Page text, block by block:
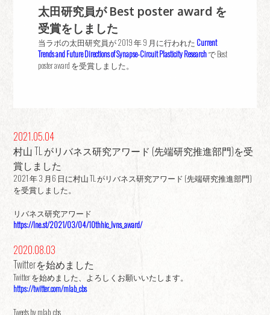
太田研究員が Best poster award を
受賞をしました
当ラボの太田研究員が 2019 年 9 月に行われた Current
Trends and Future Directions of Synapse-Circuit Plasticity Researchで Best
poster award を受賞しました。
2021.05.04
村山 TL がリバネス研究アワード (先端研究推進部門)を受
賞しました
2021 年 3 月6 日に村山 TL がリバネス研究アワード (先端研究推進部門)
を受賞しました。
リバネス研究アワード
https://lne.st/2021/03/04/10thhic_lvns_award/
2020.08.03
Twitterを始めました
Twitter を始めました、よろしくお願いいたします。
https://twitter.com/mlab_cbs
Tweets by mlab_cbs